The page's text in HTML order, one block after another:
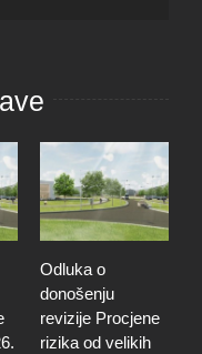
Odluka o
donošenju
revizije Procjene
rizika od velikih